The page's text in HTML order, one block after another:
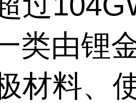
类由锂
材料、